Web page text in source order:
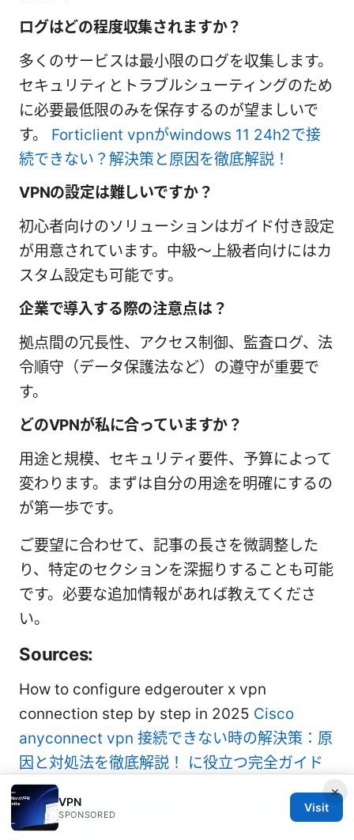
ログはどの程度収集されますか？
多くのサービスは最小限のログを収集します。
セキュリティとトラブルシューティングのため
に必要最低限のみを保存するのが望ましいで
す。 Forticlient vpnがwindows 11 24h2で接
続できない？解決策と原因を徹底解説！
VPNの設定は難しいですか？
初心者向けのソリューションはガイド付き設定
が用意されています。中級〜上級者向けにはカ
スタム設定も可能です。
企業で導入する際の注意点は？
拠点間の冗長性、アクセス制御、監査ログ、法
令順守（データ保護法など）の遵守が重要で
す。
どのVPNが私に合っていますか？
用途と規模、セキュリティ要件、予算によって
変わります。まずは自分の用途を明確にするの
が第一歩です。
ご要望に合わせて、記事の長さを微調整した
り、特定のセクションを深掘りすることも可能
です。必要な追加情報があれば教えてくださ
い。
Sources:
How to configure edgerouter x vpn
connection step by step in 2025 Cisco
anyconnect vpn 接続できない時の解決策：原
因と対処法を徹底解説！ に役立つ完全ガイド
科学上网观察与机场推荐：VPN、代理、速度测
评与实用攻略
×
VPN
SPONSORED
Visit